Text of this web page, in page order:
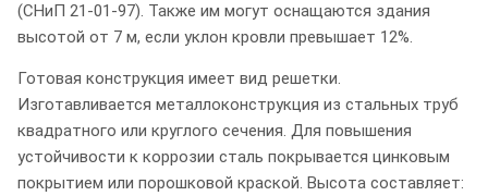
(СНиП 21-01-97). Также им могут оснащаются здания
высотой от 7 м, если уклон кровли превышает 12%.
Готовая конструкция имеет вид решетки.
Изготавливается металлоконструкция из стальных труб
квадратного или круглого сечения. Для повышения
устойчивости к коррозии сталь покрывается цинковым
покрытием или порошковой краской. Высота составляет: